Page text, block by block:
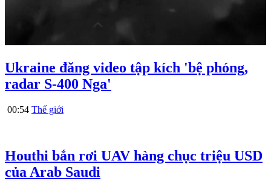
Ukraine đăng video tập kích 'bệ phóng,
radar S-400 Nga'
00:54 Thế giới
Houthi bắn rơi UAV hàng chục triệu USD
của Arab Saudi